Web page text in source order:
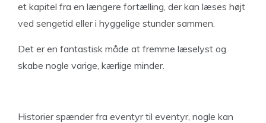
et kapitel fra en længere fortælling, der kan læses højt
ved sengetid eller i hyggelige stunder sammen.
Det er en fantastisk måde at fremme læselyst og
skabe nogle varige, kærlige minder.
Historier spænder fra eventyr til eventyr, nogle kan